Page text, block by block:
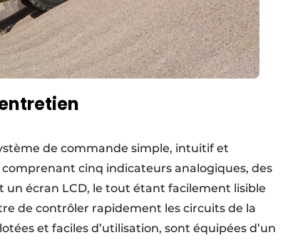
de commande simple, intuitif et
cinq indicateurs analogiques, des
écran LCD, le tout étant facilement lisible
de contrôler rapidement les circuits de la
et faciles d’utilisation, sont équipées d’un